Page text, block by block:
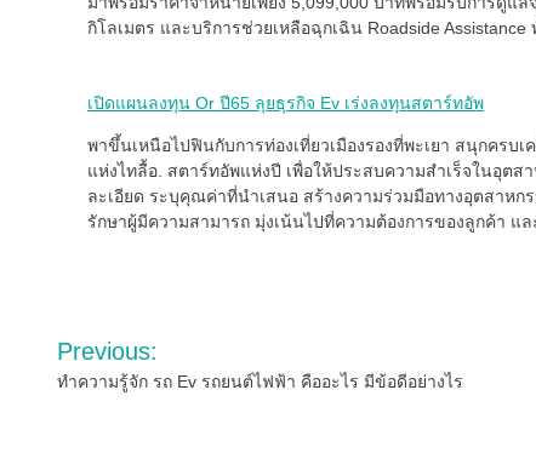
กิโลเมตร และบริการช่วยเหลือฉุกเฉิน Roadside Assistance
เปิดแผนลงทุน Or ปี65 ลุยธุรกิจ Ev เร่งลงทุนสตาร์ทอัพ
พาขึ้นเหนือไปฟินกับการท่องเที่ยวเมืองรองที่พะเยา สนุกคร
แห่งไทลื้อ. สตาร์ทอัพแห่งปี เพื่อให้ประสบความสำเร็จในอุตส
ละเอียด ระบุคุณค่าที่นำเสนอ สร้างความร่วมมือทางอุตสาห
รักษาผู้มีความสามารถ มุ่งเน้นไปที่ความต้องการของลูกค้า
Post
navigation
Previous:
ทำความรู้จัก รถ Ev รถยนต์ไฟฟ้า คืออะไร มีข้อดีอย่างไร